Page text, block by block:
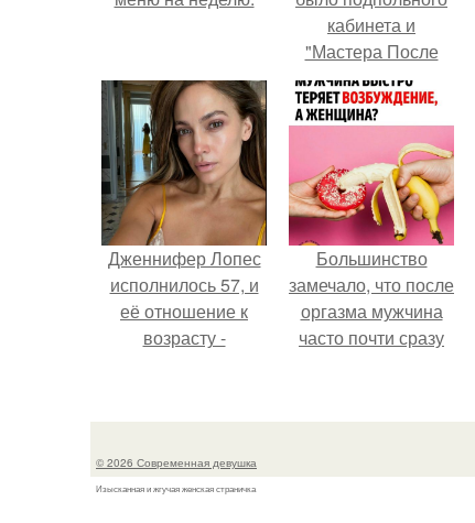
кабинета и
"Мастера После
Двухнедельных
Курсов".
Дженнифер Лопес
исполнилось 57, и
её отношение к
возрасту -
уверенности: "не
отлично выгляжу
для 57.
Большинство
замечало, что после
оргазма мужчина
часто почти сразу
как женщина может
© 2026 Современная девушка
Изысканная и жгучая женская страничка